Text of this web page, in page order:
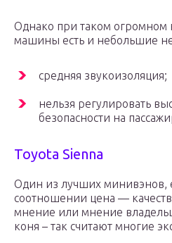
Однако при таком огромном
машины есть и небольшие
средняя звукоизоляция;
нельзя регулировать
безопасности на
Toyota Sienna
Один из лучших минивэнов,
соотношении цена —
мнение или мнение
коня – так считают многие